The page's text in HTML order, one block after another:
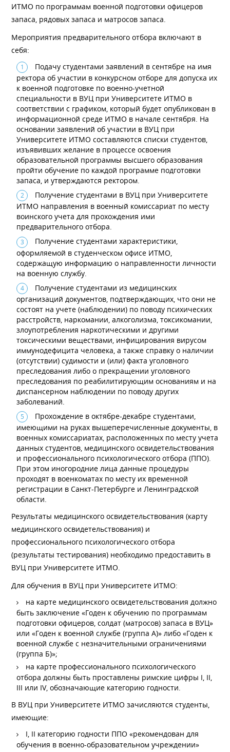
ИТМО по программам военной подготовки офицеров
запаса, рядовых запаса и матросов запаса.
Мероприятия предварительного отбора включают в
себя:
Подачу студентами заявлений в сентябре на имя
ректора об участии в конкурсном отборе для допуска их
к военной подготовке по военно-учетной
специальности в ВУЦ при Университете ИТМО в
соответствии с графиком, который будет опубликован в
информационной среде ИТМО в начале сентября. На
основании заявлений об участии в ВУЦ при
Университете ИТМО составляются списки студентов,
изъявивших желание в процессе освоения
образовательной программы высшего образования
пройти обучение по каждой программе подготовки
запаса, и утверждаются ректором.
Получение студентами в ВУЦ при Университете
ИТМО направления в военный комиссариат по месту
воинского учета для прохождения ими
предварительного отбора.
Получение студентами характеристики,
оформляемой в студенческом офисе ИТМО,
содержащую информацию о направленности личности
на военную службу.
Получение студентами из медицинских
организаций документов, подтверждающих, что они не
состоят на учете (наблюдении) по поводу психических
расстройств, наркомании, алкоголизма, токсикомании,
злоупотребления наркотическими и другими
токсическими веществами, инфицирования вирусом
иммунодефицита человека, а также справку о наличии
(отсутствии) судимости и (или) факта уголовного
преследования либо о прекращении уголовного
преследования по реабилитирующим основаниям и на
диспансерном наблюдении по поводу других
заболеваний.
Прохождение в октябре-декабре студентами,
имеющими на руках вышеперечисленные документы, в
военных комиссариатах, расположенных по месту учета
данных студентов, медицинского освидетельствования
и профессионального психологического отбора (ППО).
При этом иногородние лица данные процедуры
проходят в военкоматах по месту их временной
регистрации в Санкт-Петербурге и Ленинградской
области.
Результаты медицинского освидетельствования (карту
медицинского освидетельствования) и
профессионального психологического отбора
(результаты тестирования) необходимо предоставить в
ВУЦ при Университете ИТМО.
Для обучения в ВУЦ при Университете ИТМО:
на карте медицинского освидетельствования должно
быть заключение «Годен к обучению по программам
подготовки офицеров, солдат (матросов) запаса в ВУЦ»
или «Годен к военной службе (группа А)» либо «Годен к
военной службе с незначительными ограничениями
(группа Б)»;
на карте профессионального психологического
отбора должны быть проставлены римские цифры I, II,
III или IV, обозначающие категорию годности.
В ВУЦ при Университете ИТМО зачисляются студенты,
имеющие:
I, II категорию годности ППО «рекомендован для
обучения в военно-образовательном учреждении»